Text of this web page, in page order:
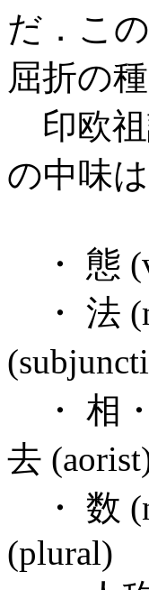
だ．こ
屈折の
印欧祖
の中味
・ 態
・ 法
・ 相・
去
・ 数
(plural)